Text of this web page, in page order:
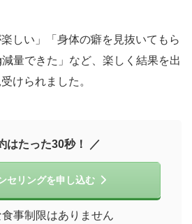
しい」「身体の癖を見抜いてもら
量できた」など、楽しく結果を出
けられました。
はたった30秒！ ／
セリングを申し込む
事制限はありません